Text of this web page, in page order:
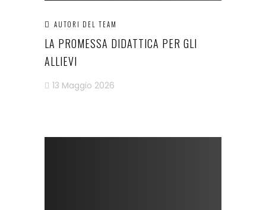
AUTORI DEL TEAM
LA PROMESSA DIDATTICA PER GLI
ALLIEVI
13 Maggio 2026